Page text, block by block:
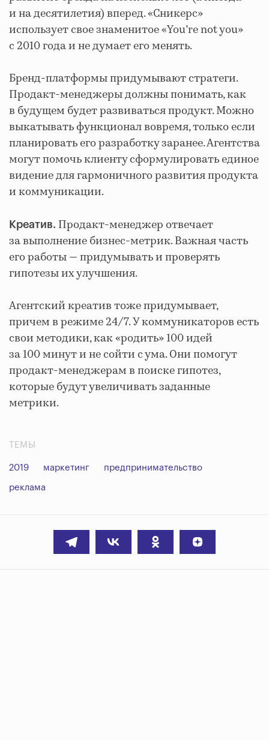
и на десятилетия) вперед. «Сникерс»
использует свое знаменитое «You’re not you»
с 2010 года и не думает его менять.
Бренд-платформы придумывают стратеги.
Продакт-менеджеры должны понимать, как
в будущем будет развиваться продукт. Можно
выкатывать функционал вовремя, только если
планировать его разработку заранее. Агентства
могут помочь клиенту сформулировать единое
видение для гармоничного развития продукта
и коммуникации.
Креатив. Продакт-менеджер отвечает
за выполнение бизнес-метрик. Важная часть
его работы — придумывать и проверять
гипотезы их улучшения.
Агентский креатив тоже придумывает,
причем в режиме 24/7. У коммуникаторов есть
свои методики, как «родить» 100 идей
за 100 минут и не сойти с ума. Они помогут
продакт-менеджерам в поиске гипотез,
которые будут увеличивать заданные
метрики.
ТЕМЫ
2019 маркетинг предпринимательство
реклама